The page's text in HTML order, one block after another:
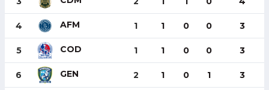
4 AFM 1 1 0 0 3
5 COD 1 1 0 0 3
6 GEN 2 1 0 1 3